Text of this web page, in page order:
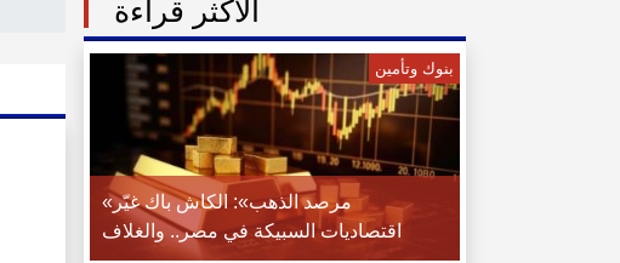
الأكثر قراءة
بنوك وتأمين
«مرصد الذهب»: الكاش باك غيّر
اقتصاديات السبيكة في مصر.. والغلاف